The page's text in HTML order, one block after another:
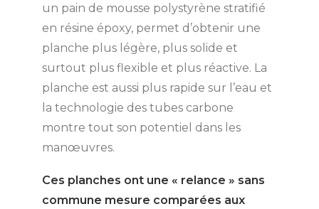
un pain de mousse polystyrène stratifié
en résine époxy, permet d’obtenir une
planche plus légère, plus solide et
surtout plus flexible et plus réactive. La
planche est aussi plus rapide sur l’eau et
la technologie des tubes carbone
montre tout son potentiel dans les
manœuvres.
Ces planches ont une « relance » sans
commune mesure comparées aux